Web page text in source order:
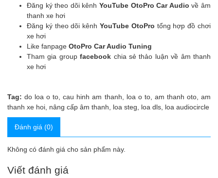
Đăng ký theo dõi kênh YouTube OtoPro Car Audio về âm
thanh xe hơi
Đăng ký theo dõi kênh YouTube OtoPro tổng hợp đồ chơi
xe hơi
Like fanpage OtoPro Car Audio Tuning
Tham gia groupfacebook chia sẻ thảo luận về âm thanh
xe hơi
Tag: do loa o to ,cau hinh am thanh loa o to, am thanh oto ,am
thanh xe hoi nâng cấp âm thanh loa steg loa dls loa audiocircle
Đánh giá (0)
Không có đánh giá cho sản phẩm này.
Viết đánh giá